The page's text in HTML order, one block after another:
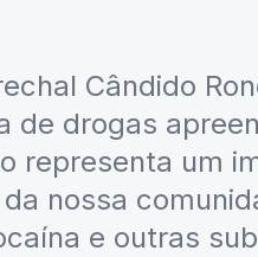
Cândido
de drogas
representa um
nossa
e outras